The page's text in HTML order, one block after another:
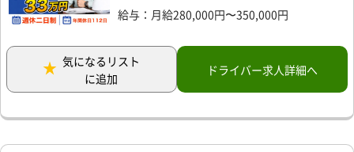
給与：月給280,000円〜350,000円
気になるリスト
に追加
ドライバー求人詳細へ